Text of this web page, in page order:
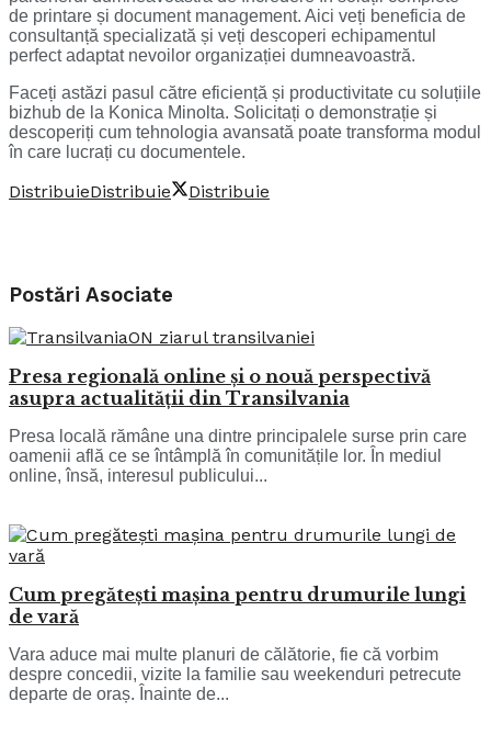
de printare și document management. Aici veți beneficia de
consultanță specializată și veți descoperi echipamentul
perfect adaptat nevoilor organizației dumneavoastră.
Faceți astăzi pasul către eficiență și productivitate cu soluțiile
bizhub de la Konica Minolta. Solicitați o demonstrație și
descoperiți cum tehnologia avansată poate transforma modul
în care lucrați cu documentele.
DistribuieDistribuie Distribuie
Postări Asociate
Presa regională online și o nouă perspectivă
asupra actualității din Transilvania
Presa locală rămâne una dintre principalele surse prin care
oamenii află ce se întâmplă în comunitățile lor. În mediul
online, însă, interesul publicului...
Cum pregătești mașina pentru drumurile lungi
de vară
Vara aduce mai multe planuri de călătorie, fie că vorbim
despre concedii, vizite la familie sau weekenduri petrecute
departe de oraș. Înainte de...